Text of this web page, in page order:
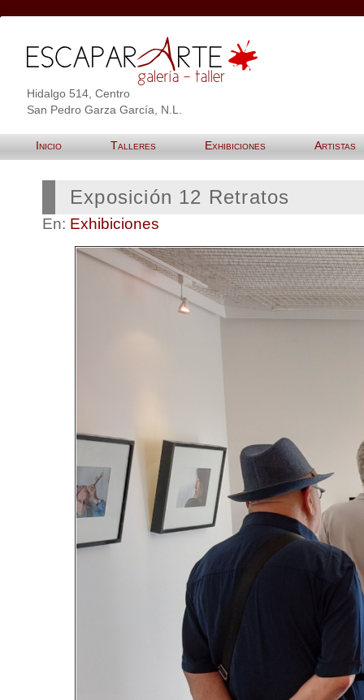
Hidalgo 514, Centro
San Pedro Garza García, N.L.
Inicio Talleres Exhibiciones Artistas
Exposición 12 Retratos
En: Exhibiciones